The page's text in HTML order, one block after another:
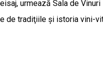
urmează Sala de
de tradiţiile şi istoria vini-